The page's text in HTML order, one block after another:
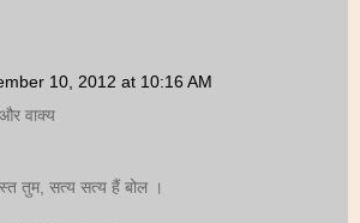
10, 2012 at 10:16 AM
और वाक्य
तुम, सत्य सत्य हैं बोल ।